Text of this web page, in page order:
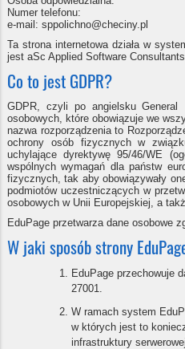
Numer telefonu:
e-mail: sppolichno@checiny.pl
Ta strona internetowa działa w
jest aSc Applied Software
Co to jest GDPR?
GDPR, czyli po angielsku General
osobowych, które obowiązuje we
nazwa rozporządzenia to
ochrony osób fizycznych w
uchylające dyrektywę 95/46/WE
wspólnych wymagań dla państw
fizycznych, tak aby obowiązywały
podmiotów uczestniczących w
osobowych w Unii Europejskiej, a
EduPage przetwarza dane osobowe
W jaki sposób strony
EduPage przechowuje
27001.
W ramach system
w których jest to
infrastruktury